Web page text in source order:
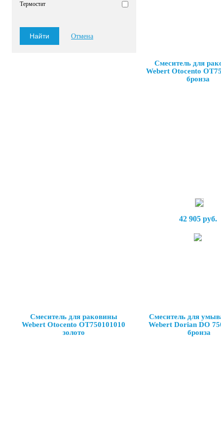
Термостат
Отмена
Смеситель для
Webert Otocento
бронза
42 905 руб.
Смеситель для раковины
Webert Otocento OT750101010
золото
Смеситель для
Webert Dorian DO
бронза